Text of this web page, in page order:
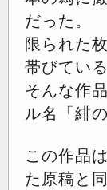
だった。
限られた
帯びてい
そんな作
ル名「緋
この作品
た原稿と